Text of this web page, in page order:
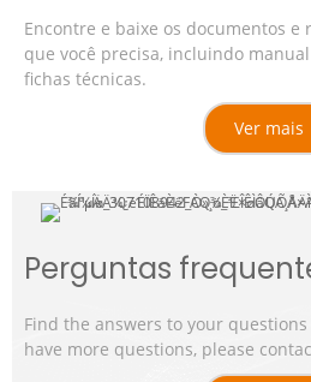
Encontre e baixe os documentos
que você precisa, incluindo
fichas técnicas.
Ver mais
Perguntas
Find the answers to your
have more questions, please